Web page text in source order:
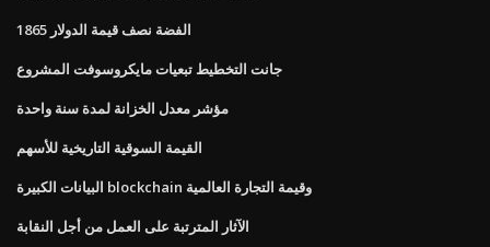
1865 الفضة نصف قيمة الدولار
جانت التخطيط تبعيات مايكروسوفت المشروع
مؤشر معدل الخزانة لمدة سنة واحدة
القيمة السوقية التاريخية للأسهم
البيانات الكبيرة blockchain وقيمة التجارة العالمية
الآثار المترتبة على العمل من أجل النقابة